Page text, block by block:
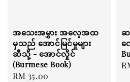
အသေးအမွှား အလေ့အထ
မှသည် အောင်မြင်မှုများ
ဆီသို့ - အောင်လှိုင်
(Burmese Book)
Regular
RM 35.00
ဆ
လ